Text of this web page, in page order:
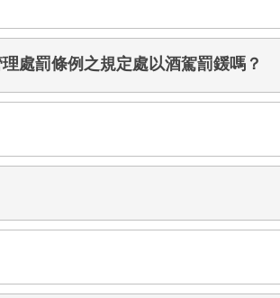
處罰條例之規定處以酒駕罰鍰嗎？